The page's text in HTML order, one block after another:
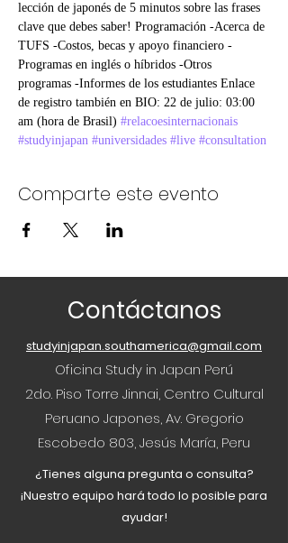
lección de japonés de 5 minutos sobre las frases
clave que debes saber! Programación -Acerca de
TUFS -Costos, becas y apoyo financiero -
Programas en inglés o híbridos -Otros
programas -Informes de los estudiantes Enlace
de registro también en BIO: 22 de julio: 03:00
am (hora de Brasil) #relacoesinternacionais
#studyinjapan #universidades #live #consultation
Comparte este evento
Contáctanos
studyinjapan.southamerica@gmail.com
Oficina Study in Japan Perú
2do. Piso Torre Jinnai, Centro Cultural
Peruano Japones, Av. Gregorio
Escobedo 803, Jesús María, Peru
¿Tienes alguna pregunta o consulta?
¡Nuestro equipo hará todo lo posible para
ayudar!